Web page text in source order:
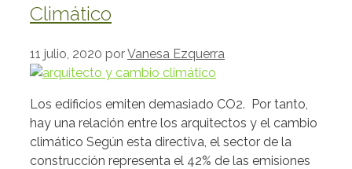
Climático
11 julio, 2020 porVanesa Ezquerra
Los edificios emiten demasiado CO2. Por tanto,
hay una relación entre los arquitectos y el cambio
climático Según esta directiva, el sector de la
construcción representa el 42% de las emisiones